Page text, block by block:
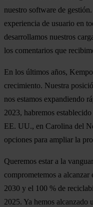
nuestro software de
experiencia de usuario en
desarrollamos nuestros
los comentarios que
En los últimos años,
crecimiento. Nuestra
nos estamos expandiendo
2023, habremos
EE. UU., en Carolina del
opciones para ampliar la
Queremos estar a la
comprometemos a
2030 y el 100 % de
2025. Ya hemos alcanzado